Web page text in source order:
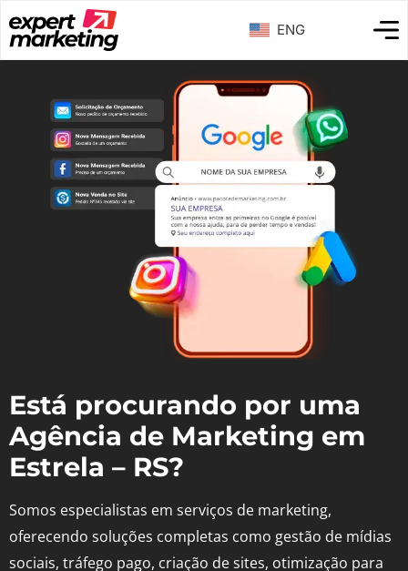
ENG
Está procurando por uma
Agência de Marketing em
Estrela – RS?
Somos especialistas em serviços de marketing,
oferecendo soluções completas como gestão de mídias
sociais, tráfego pago, criação de sites, otimização para